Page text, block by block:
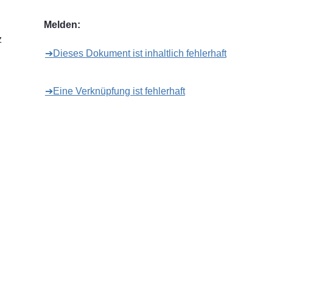
Melden:
➔Dieses Dokument ist inhaltlich fehlerhaft
➔Eine Verknüpfung ist fehlerhaft